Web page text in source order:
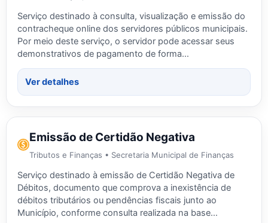
Serviço destinado à consulta, visualização e emissão do
contracheque online dos servidores públicos municipais.
Por meio deste serviço, o servidor pode acessar seus
demonstrativos de pagamento de forma…
Ver detalhes
Emissão de Certidão Negativa
Tributos e Finanças • Secretaria Municipal de Finanças
Serviço destinado à emissão de Certidão Negativa de
Débitos, documento que comprova a inexistência de
débitos tributários ou pendências fiscais junto ao
Município, conforme consulta realizada na base…